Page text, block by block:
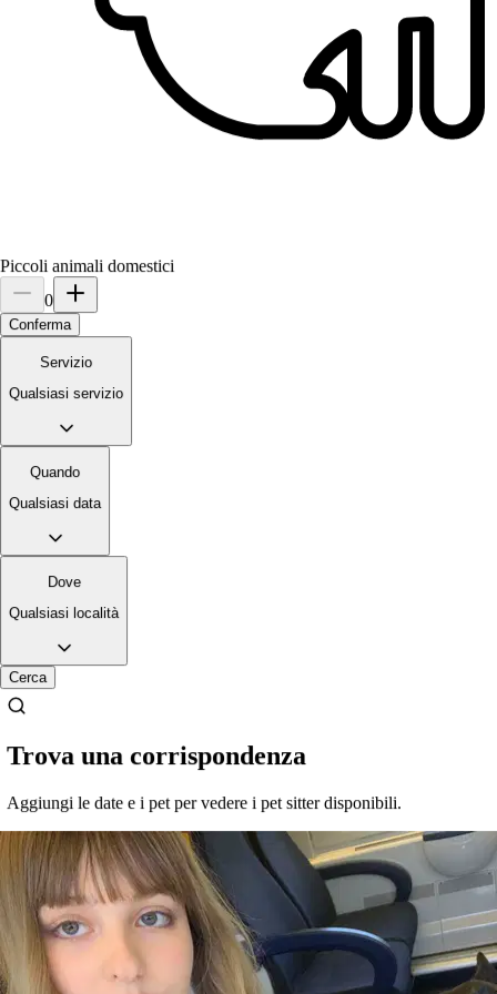
3.Klaudia Lleshi
1 recensione
Milano, 20121
Si è preso cura di
Celine Bovaro del bernese
Piccoli animali domestici
0
Conferma
Servizio
Qualsiasi servizio
Quando
Qualsiasi data
Dove
Qualsiasi località
Cerca
Trova una corrispondenza
Aggiungi le date e i pet per vedere i pet sitter disponibili.